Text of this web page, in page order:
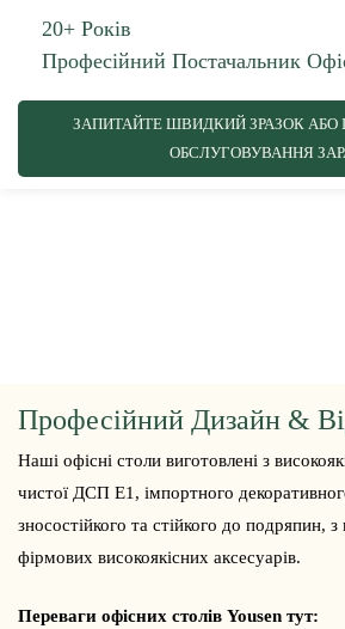
20+ Років
Професійний Постачальник
ЗАПИТАЙТЕ ШВИДКИЙ ЗРАЗОК АБО
ОБСЛУГОВУВАННЯ
Професійний Дизайн &
Наші офісні столи виготовлені з
чистої ДСП Е1, імпортного
зносостійкого та стійкого до подряпин,
фірмових високоякісних аксесуарів.
Переваги офісних столів Yousen тут: